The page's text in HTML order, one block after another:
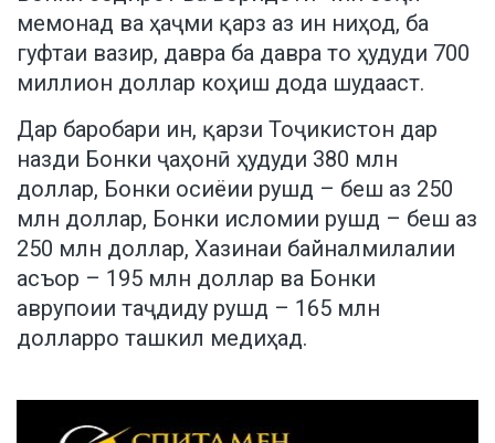
мемонад ва ҳаҷми қарз аз ин ниҳод, ба
гуфтаи вазир, давра ба давра то ҳудуди 700
миллион доллар коҳиш дода шудааст.
Дар баробари ин, қарзи Тоҷикистон дар
назди Бонки ҷаҳонӣ ҳудуди 380 млн
доллар, Бонки осиёии рушд – беш аз 250
млн доллар, Бонки исломии рушд – беш аз
250 млн доллар, Хазинаи байналмилалии
асъор – 195 млн доллар ва Бонки
аврупоии таҷдиду рушд – 165 млн
долларро ташкил медиҳад.